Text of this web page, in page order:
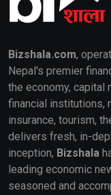
Bizshala.com,
Nepal's premier
the economy, capital
financial institutions,
insurance, tourism,
delivers fresh, in-
inception, Bizshala
leading economic
seasoned and